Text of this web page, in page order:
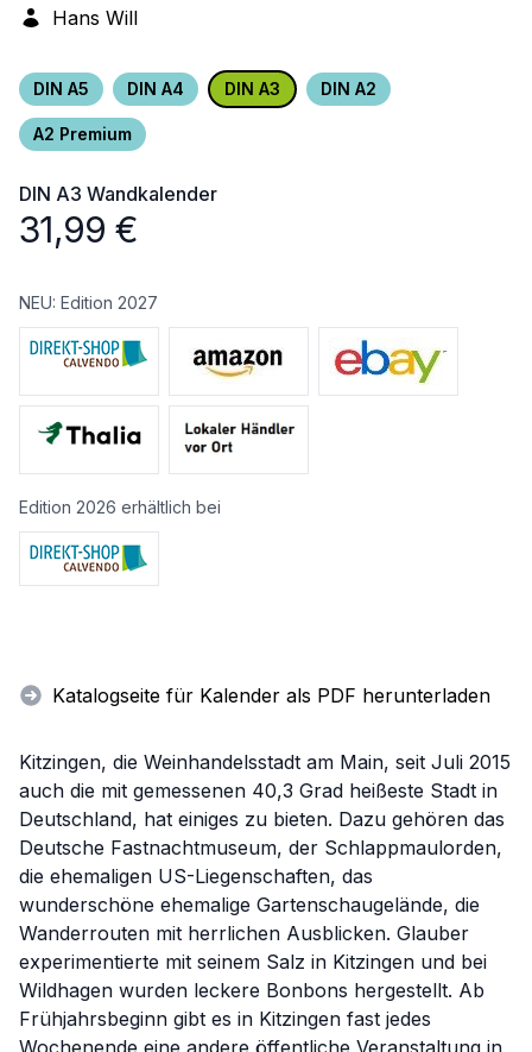
Hans Will
DIN A5 DIN A4 DIN A3 DIN A2
A2 Premium
DIN A3 Wandkalender
31,99 €
NEU: Edition 2027
Edition 2026 erhältlich bei
Katalogseite für Kalender als PDF herunterladen
Kitzingen, die Weinhandelsstadt am Main, seit Juli 2015
auch die mit gemessenen 40,3 Grad heißeste Stadt in
Deutschland, hat einiges zu bieten. Dazu gehören das
Deutsche Fastnachtmuseum, der Schlappmaulorden,
die ehemaligen US-Liegenschaften, das
wunderschöne ehemalige Gartenschaugelände, die
Wanderrouten mit herrlichen Ausblicken. Glauber
experimentierte mit seinem Salz in Kitzingen und bei
Wildhagen wurden leckere Bonbons hergestellt. Ab
Frühjahrsbeginn gibt es in Kitzingen fast jedes